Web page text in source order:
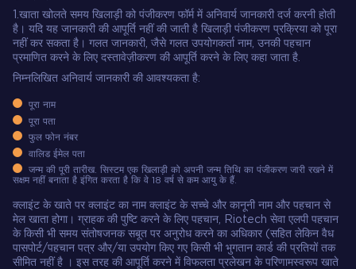
1.खाता खोलते समय खिलाड़ी को पंजीकरण फॉर्म में अनिवार्य जानकारी दर्ज करनी होती
है। यदि यह जानकारी की आपूर्ति नहीं की जाती है खिलाड़ी पंजीकरण प्रक्रिया को पूरा
नहीं कर सकता है। गलत जानकारी, जैसे गलत उपयोगकर्ता नाम, उनकी पहचान
प्रमाणित करने के लिए दस्तावेज़ीकरण की आपूर्ति करने के लिए कहा जाता है.
निम्नलिखित अनिवार्य जानकारी की आवश्यकता है:
पूरा नाम
पूरा पता
फुल फोन नंबर
वालिड ईमेल पता
जन्म की पूरी तारीख. सिस्टम एक खिलाड़ी को अपनी जन्म तिथि का पंजीकरण जारी रखने में
सक्षम नहीं बनाता है इंगित करता है कि वे 18 वर्ष से कम आयु के हैं.
क्लाइंट के खाते पर क्लाइंट का नाम क्लाइंट के सच्चे और कानूनी नाम और पहचान से
मेल खाता होगा। ग्राहक की पुष्टि करने के लिए पहचान, Riotech सेवा एलपी पहचान
के किसी भी समय संतोषजनक सबूत पर अनुरोध करने का अधिकार (सहित लेकिन वैध
पासपोर्ट/पहचान पत्र और/या उपयोग किए गए किसी भी भुगतान कार्ड की प्रतियों तक
सीमित नहीं है । इस तरह की आपूर्ति करने में विफलता प्रलेखन के परिणामस्वरूप खाते